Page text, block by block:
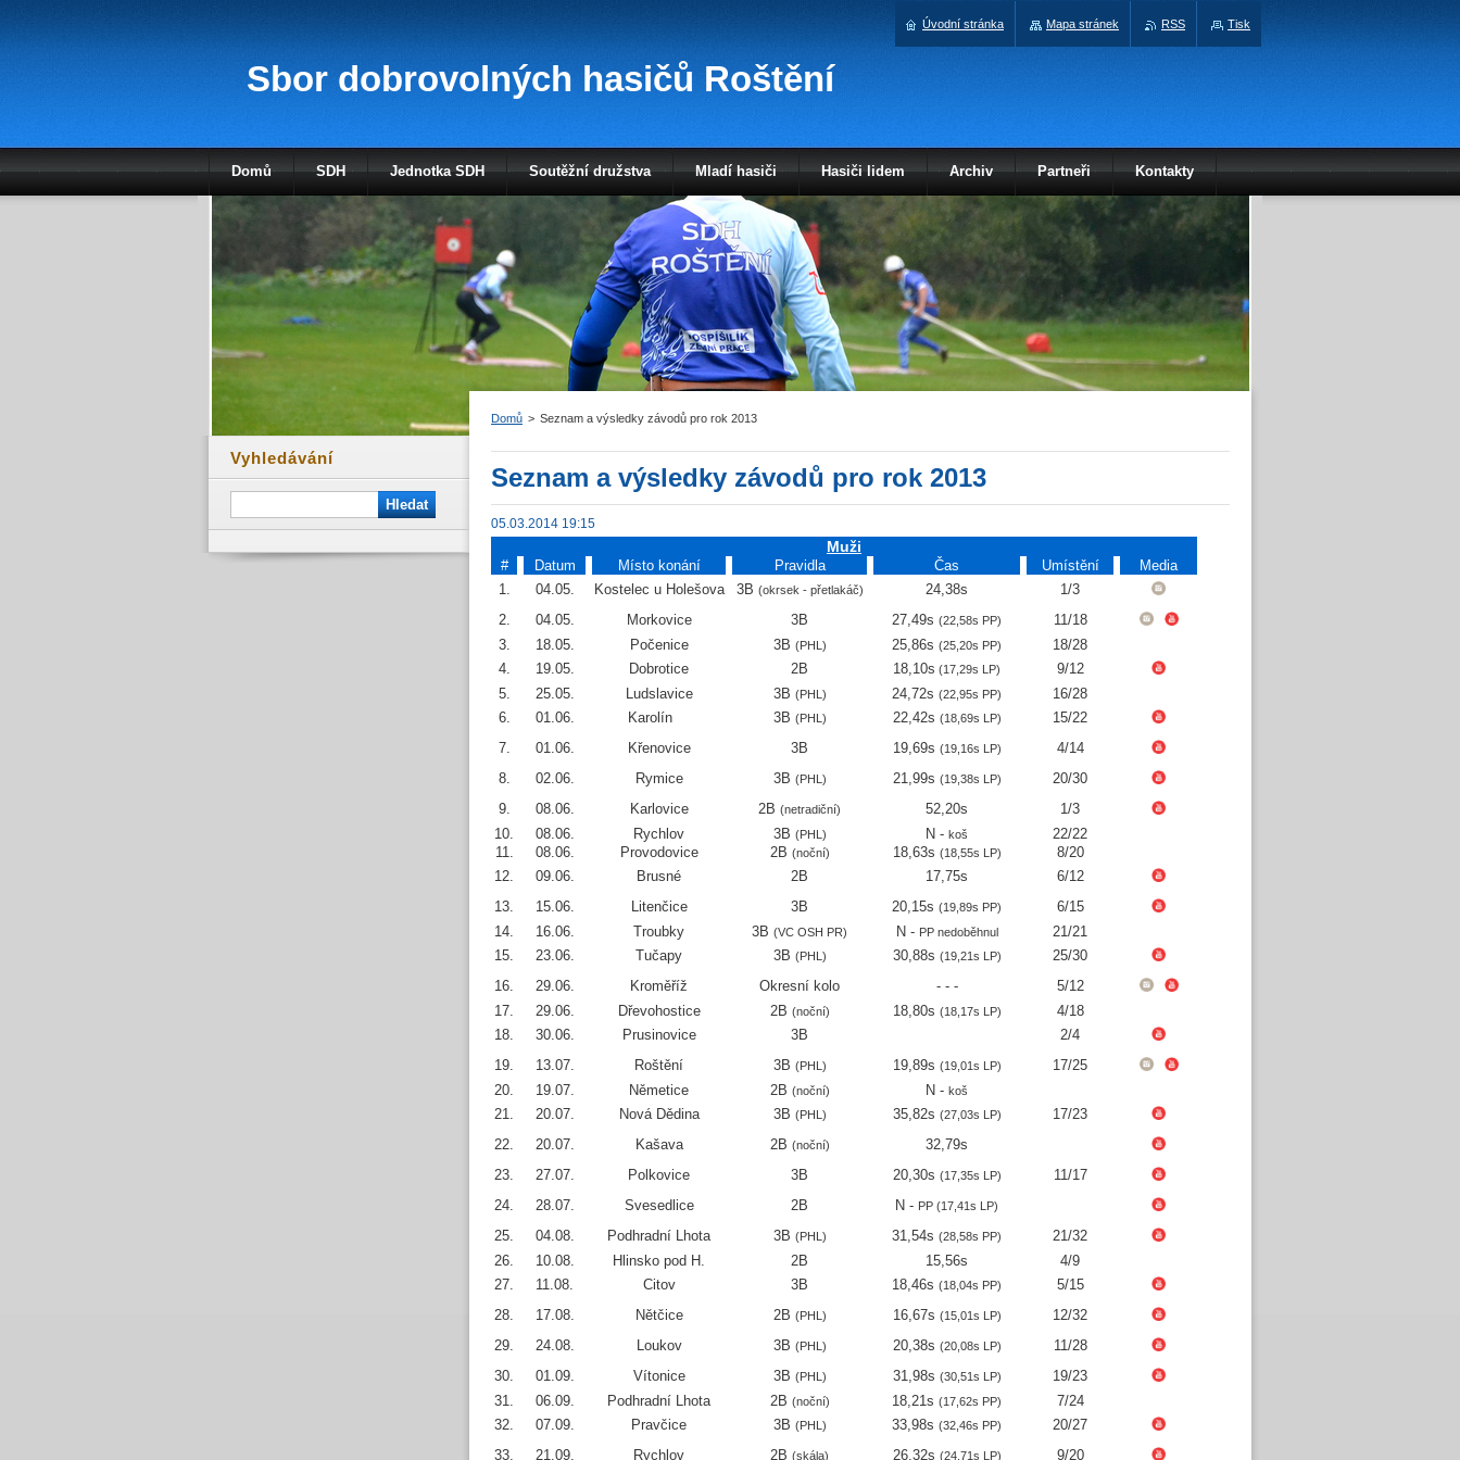
Sbor dobrovolných hasičů Roštění
Domů > Seznam a výsledky závodů pro rok 2013
Seznam a výsledky závodů pro rok 2013
05.03.2014 19:15
Muži
# Datum Místo konání Pravidla Čas Umístění
Media
1.
04.05. Kostelec u Holešova 3B (okrsek - přetlakáč) 24,38s
1/3
2.
04.05. Morkovice 3B 27,49s (22,58s PP)
11/18
3.
18.05. Počenice 3B (PHL) 25,86s (25,20s PP)
18/28
4.
19.05. Dobrotice 2B 18,10s (17,29s LP)
9/12
5.
25.05. Ludslavice 3B (PHL) 24,72s (22,95s PP)
16/28
6.
01.06. Karolín 3B (PHL) 22,42s (18,69s LP)
15/22
7.
01.06. Křenovice 3B 19,69s (19,16s LP)
4/14
8.
02.06. Rymice 3B (PHL) 21,99s (19,38s LP)
20/30
9.
08.06. Karlovice 2B (netradiční) 52,20s
1/3
10.
08.06. Rychlov 3B (PHL) N - koš
22/22
11.
08.06. Provodovice 2B (noční) 18,63s (18,55s LP)
8/20
12.
09.06. Brusné 2B 17,75s
6/12
13.
15.06. Litenčice 3B 20,15s (19,89s PP)
6/15
14.
16.06. Troubky 3B (VC OSH PR) N - PP nedoběhnul
21/21
15.
23.06. Tučapy 3B (PHL) 30,88s (19,21s LP)
25/30
16.
29.06. Kroměříž Okresní kolo - - -
5/12
17.
29.06. Dřevohostice 2B (noční) 18,80s (18,17s LP)
4/18
18.
30.06. Prusinovice 3B
2/4
19.
13.07. Roštění 3B (PHL) 19,89s (19,01s LP)
17/25
20.
19.07. Němetice 2B (noční) N - koš
21. 20.07. Nová Dědina 3B (PHL) 35,82s (27,03s LP)
17/23
22.
20.07. Kašava 2B (noční)
32,79s
23.
27.07. Polkovice 3B 20,30s (17,35s LP)
11/17
24.
28.07. Svesedlice 2B N - PP (17,41s LP)
25. 04.08. Podhradní Lhota 3B (PHL) 31,54s (28,58s PP)
21/32
26.
10.08. Hlinsko pod H. 2B 15,56s
4/9
27.
11.08. Citov 3B 18,46s (18,04s PP)
5/15
28.
17.08. Nětčice 2B (PHL) 16,67s (15,01s LP)
12/32
29.
24.08. Loukov 3B (PHL) 20,38s (20,08s LP)
11/28
30.
01.09. Vítonice 3B (PHL) 31,98s (30,51s LP)
19/23
31.
06.09. Podhradní Lhota 2B (noční) 18,21s (17,62s PP)
7/24
32.
07.09. Pravčice 3B (PHL) 33,98s (32,46s PP)
20/27
33.
21.09. Rychlov 2B (skála) 26,32s (24,71s LP) 9/20
Vyhledávání
Domů SDH Jednotka SDH Soutěžní družstva Mladí hasiči Hasiči lidem Archiv Partneři Kontakty
Úvodní stránka Mapa stránek RSS Tisk